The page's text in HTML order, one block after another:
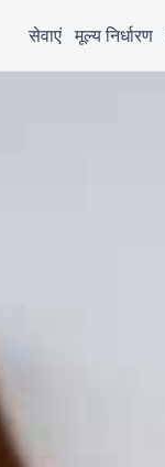
सेवाएं मूल्य निर्धारण